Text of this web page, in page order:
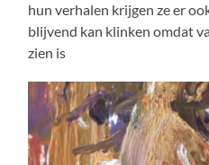
hun verhalen krijgen ze er
blijvend kan klinken omdat
zien is